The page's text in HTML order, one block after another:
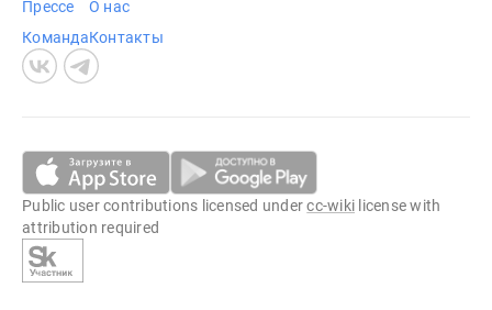
Прессе
Команда
О нас
Контакты
Public user contributions licensed undercc-wiki license with
attribution required